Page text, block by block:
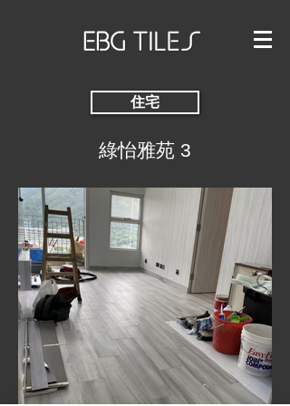
住宅
綠怡雅苑 3